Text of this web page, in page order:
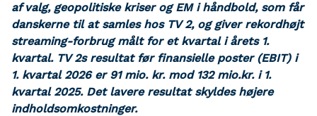
af valg, geopolitiske kriser og EM i håndbold, som får
danskerne til at samles hos TV 2, og giver rekordhøjt
streaming-forbrug målt for et kvartal i årets 1.
kvartal. TV 2s resultat før finansielle poster (EBIT) i
1. kvartal 2026 er 91 mio. kr. mod 132 mio.kr. i 1.
kvartal 2025. Det lavere resultat skyldes højere
indholdsomkostninger.